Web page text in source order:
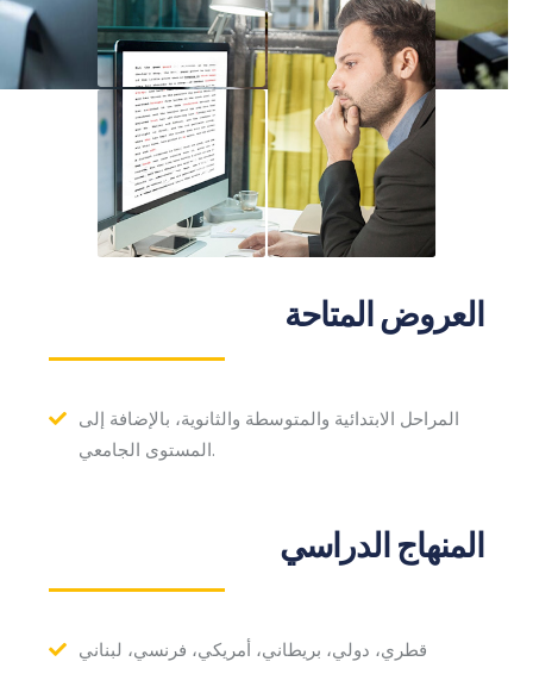
العروض المتاحة
المراحل الابتدائية والمتوسطة والثانوية، بالإضافة إلى
المستوى الجامعي.
المنهاج الدراسي
قطري، دولي، بريطاني، أمريكي، فرنسي، لبناني